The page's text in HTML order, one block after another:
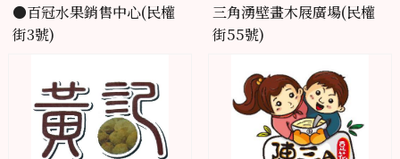
●百冠水果銷售中心(民權
街3號)
三角湧壁畫木屐廣場(民權
街55號)